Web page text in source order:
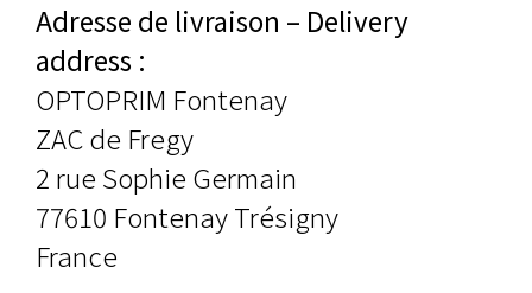
Adresse de livraison – Delivery
address :
OPTOPRIM Fontenay
ZAC de Fregy
2 rue Sophie Germain
77610 Fontenay Trésigny
France